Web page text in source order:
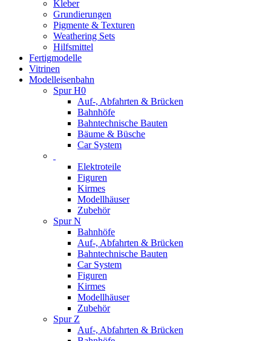
Kleber
Grundierungen
Pigmente & Texturen
Weathering Sets
Hilfsmittel
Fertigmodelle
Vitrinen
Modelleisenbahn
Spur H0
Auf-, Abfahrten & Brücken
Bahnhöfe
Bahntechnische Bauten
Bäume & Büsche
Car System
Elektroteile
Figuren
Kirmes
Modellhäuser
Zubehör
Spur N
Bahnhöfe
Auf-, Abfahrten & Brücken
Bahntechnische Bauten
Car System
Figuren
Kirmes
Modellhäuser
Zubehör
Spur Z
Auf-, Abfahrten & Brücken